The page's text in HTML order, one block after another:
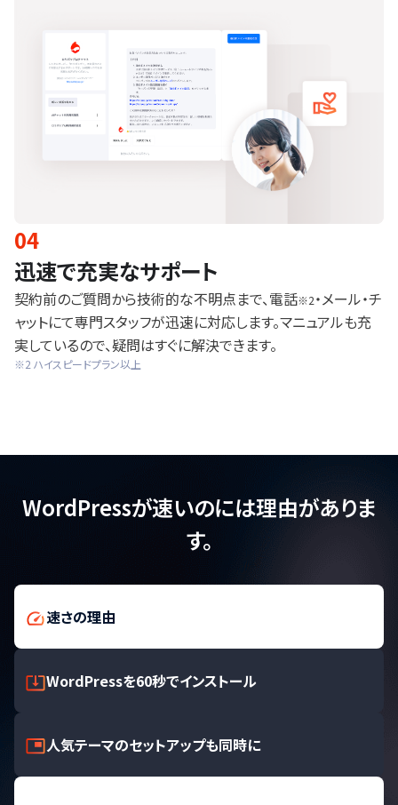
04
迅速で充実なサポート
契約前のご質問から技術的な不明点まで、電話※2・メール・チ
ャットにて専門スタッフが迅速に対応します。マニュアルも充
実しているので、疑問はすぐに解決できます。
※2 ハイスピードプラン以上
WordPressが速いのには理由がありま
す。
速さの理由
WordPressを60秒でインストール
人気テーマのセットアップも同時に